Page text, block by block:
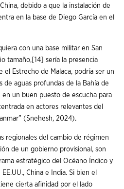
debido a que la instalación de
en la base de Diego García en el
con una base militar en San
tamaño, [14]
sería la presencia
el Estrecho de Malaca, podría ser un
aguas profundas de la Bahía de
un buen puesto de escucha para
en actores relevantes del
(Snehesh, 2024).
regionales del cambio de régimen
de un gobierno provisional, son
estratégico del Océano Índico y
EE.UU., China e India. Si bien el
cierta afinidad por el lado